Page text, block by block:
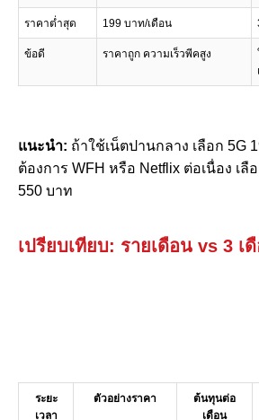
ราคาต่ำสุด 199 บาท/เดือน
ข้อดี ราคาถูก ความเร็วพีคสูง
แนะนำ: ถ้าใช้เน็ตปานกลาง เลือก 5G
ต้องการ WFH หรือ Netflix ต่อเนื่อง เ
550 บาท
เปรียบเทียบ: รายเดือน vs 3 เ
ระยะ
เวลา
ตัวอย่างราคา
ต้นทุนต่อ
เดือน